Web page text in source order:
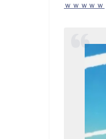
ｗｗｗｗｗ